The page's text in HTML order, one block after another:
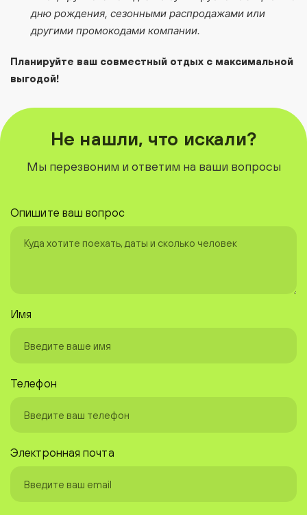
дню рождения, сезонными распродажами или
другими промокодами компании.
Планируйте ваш совместный отдых с максимальной
выгодой!
Не нашли, что искали?
Мы перезвоним и ответим на ваши вопросы
Опишите ваш вопрос
Имя
Телефон
Электронная почта